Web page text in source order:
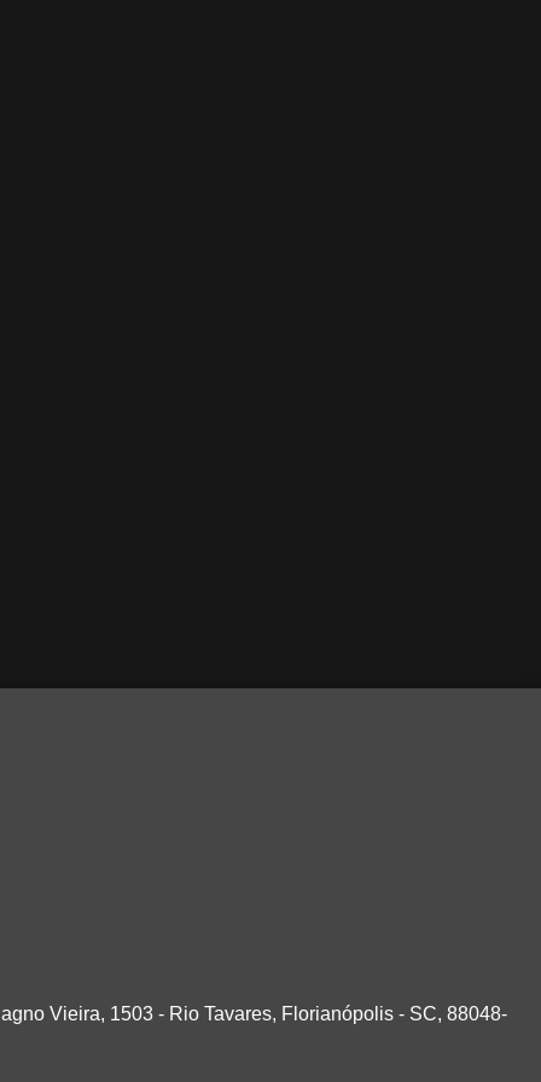
Vieira, 1503 - Rio Tavares, Florianópolis - SC, 88048-